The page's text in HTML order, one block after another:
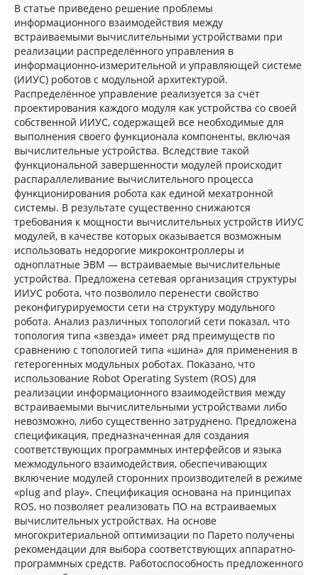
В статье приведено решение проблемы
информационного взаимодействия между
встраиваемыми вычислительными устройствами при
реализации распределённого управления в
информационно-измерительной и управляющей системе
(ИИУС) роботов с модульной архитектурой.
Распределённое управление реализуется за счёт
проектирования каждого модуля как устройства со своей
собственной ИИУС, содержащей все необходимые для
выполнения своего функционала компоненты, включая
вычислительные устройства. Вследствие такой
функциональной завершенности модулей происходит
распараллеливание вычислительного процесса
функционирования робота как единой мехатронной
системы. В результате существенно снижаются
требования к мощности вычислительных устройств ИИУС
модулей, в качестве которых оказывается возможным
использовать недорогие микроконтроллеры и
одноплатные ЭВМ — встраиваемые вычислительные
устройства. Предложена сетевая организация структуры
ИИУС робота, что позволило перенести свойство
реконфигурируемости сети на структуру модульного
робота. Анализ различных топологий сети показал, что
топология типа «звезда» имеет ряд преимуществ по
сравнению с топологией типа «шина» для применения в
гетерогенных модульных роботах. Показано, что
использование Robot Operating System (ROS) для
реализации информационного взаимодействия между
встраиваемыми вычислительными устройствами либо
невозможно, либо существенно затруднено. Предложена
спецификация, предназначенная для создания
соответствующих программных интерфейсов и языка
межмодульного взаимодействия, обеспечивающих
включение модулей сторонних производителей в режиме
«plug and play». Спецификация основана на принципах
ROS, но позволяет реализовать ПО на встраиваемых
вычислительных устройствах. На основе
многокритериальной оптимизации по Парето получены
рекомендации для выбора соответствующих аппаратно-
программных средств. Работоспособность предложенного